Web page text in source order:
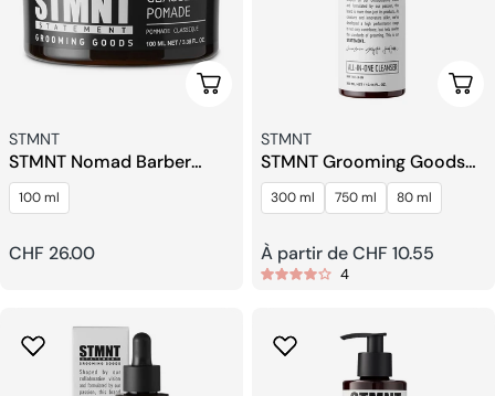
Ajouter Au Panier
Fournisseur:
STMNT
STMNT Nomad Barber
Pommade Classique
100 ml
Prix
CHF 26.00
Fournisseur:
STMNT
STMNT Grooming Goods
All-In-One Cleanser
300 ml 750 ml 80 ml
Prix
À partir de CHF 10.55
4